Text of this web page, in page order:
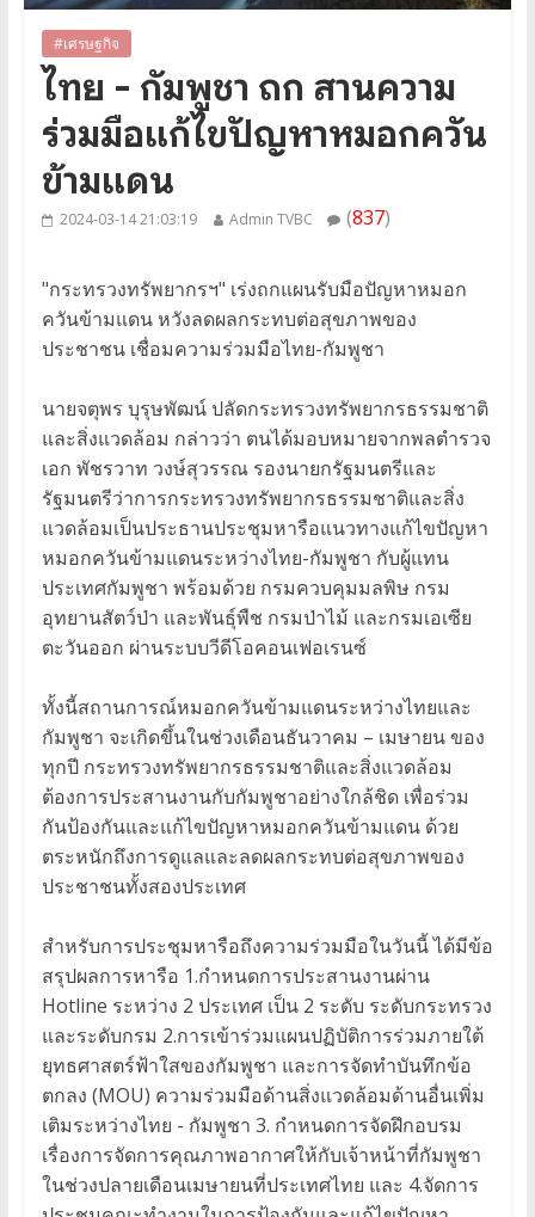
#เศรษฐกิจ
ไทย - กัมพูชา ถก สานความ
ร่วมมือแก้ไขปัญหาหมอกควัน
ข้ามแดน
2024-03-14 21:03:19 Admin TVBC (837)
"กระทรวงทรัพยากรฯ" เร่งถกแผนรับมือปัญหาหมอก
ควันข้ามแดน หวังลดผลกระทบต่อสุขภาพของ
ประชาชน เชื่อมความร่วมมือไทย-กัมพูชา
นายจตุพร บุรุษพัฒน์ ปลัดกระทรวงทรัพยากรธรรมชาติ
และสิ่งแวดล้อม กล่าวว่า ตนได้มอบหมายจากพลตำรวจ
เอก พัชรวาท วงษ์สุวรรณ รองนายกรัฐมนตรีและ
รัฐมนตรีว่าการกระทรวงทรัพยากรธรรมชาติและสิ่ง
แวดล้อมเป็นประธานประชุมหารือแนวทางแก้ไขปัญหา
หมอกควันข้ามแดนระหว่างไทย-กัมพูชา กับผู้แทน
ประเทศกัมพูชา พร้อมด้วย กรมควบคุมมลพิษ กรม
อุทยานสัตว์ป่า และพันธุ์พืช กรมป่าไม้ และกรมเอเซีย
ตะวันออก ผ่านระบบวีดีโอคอนเฟอเรนซ์
ทั้งนี้สถานการณ์หมอกควันข้ามแดนระหว่างไทยและ
กัมพูชา จะเกิดขึ้นในช่วงเดือนธันวาคม – เมษายน ของ
ทุกปี กระทรวงทรัพยากรธรรมชาติและสิ่งแวดล้อม
ต้องการประสานงานกับกัมพูชาอย่างใกล้ชิด เพื่อร่วม
กันป้องกันและแก้ไขปัญหาหมอกควันข้ามแดน ด้วย
ตระหนักถึงการดูแลและลดผลกระทบต่อสุขภาพของ
ประชาชนทั้งสองประเทศ
สำหรับการประชุมหารือถึงความร่วมมือในวันนี้ ได้มีข้อ
สรุปผลการหารือ 1.กำหนดการประสานงานผ่าน
Hotline ระหว่าง 2 ประเทศ เป็น 2 ระดับ ระดับกระทรวง
และระดับกรม 2.การเข้าร่วมแผนปฏิบัติการร่วมภายใต้
ยุทธศาสตร์ฟ้าใสของกัมพูชา และการจัดทำบันทึกข้อ
ตกลง (MOU) ความร่วมมือด้านสิ่งแวดล้อมด้านอื่นเพิ่ม
เติมระหว่างไทย - กัมพูชา 3. กำหนดการจัดฝึกอบรม
เรื่องการจัดการคุณภาพอากาศให้กับเจ้าหน้าที่กัมพูชา
ในช่วงปลายเดือนเมษายนที่ประเทศไทย และ 4.จัดการ